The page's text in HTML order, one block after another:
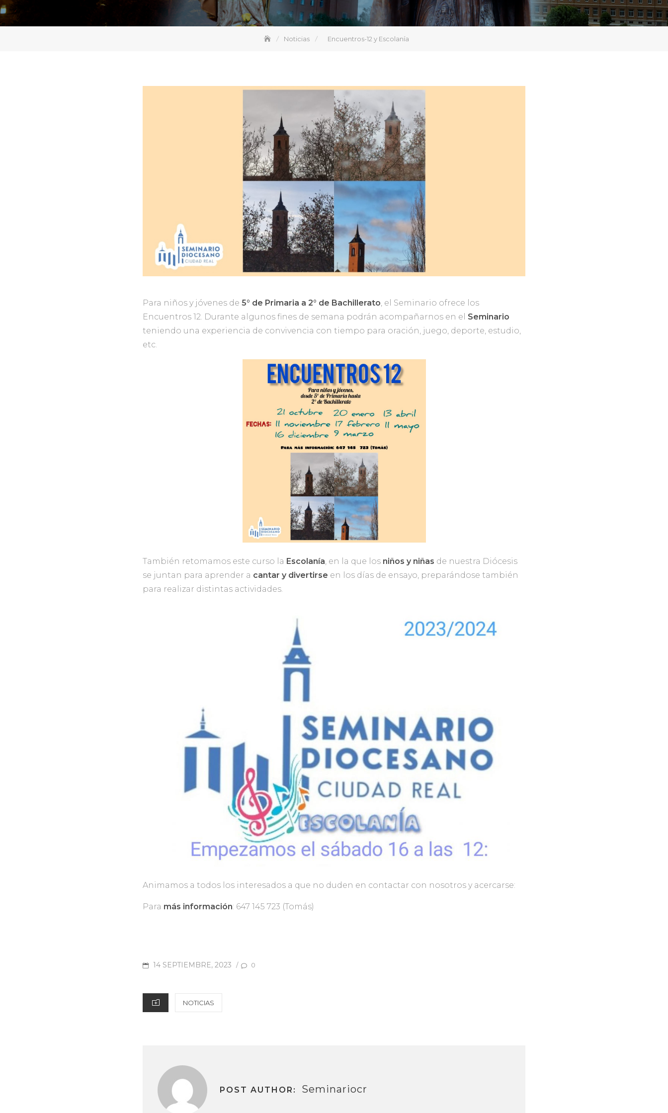
Noticias Encuentros-12 y Escolanía
Para niños y jóvenes de 5° de Primaria a 2° de Bachillerato, el Seminario ofrece los
Encuentros 12. Durante algunos fines de semana podrán acompañarnos en el Seminario
teniendo una experiencia de convivencia con tiempo para oración, juego, deporte, estudio,
etc.
También retomamos este curso la Escolanía, en la que los niños y niñas de nuestra Diócesis
se juntan para aprender a cantar y divertirse en los días de ensayo, preparándose también
para realizar distintas actividades.
Animamos a todos los interesados a que no duden en contactar con nosotros y acercarse:
Para más información: 647 145 723 (Tomás)
POSTED
14 SEPTIEMBRE, 2023 / 0
CATEGORIES
NOTICIAS
POST AUTHOR: Seminariocr